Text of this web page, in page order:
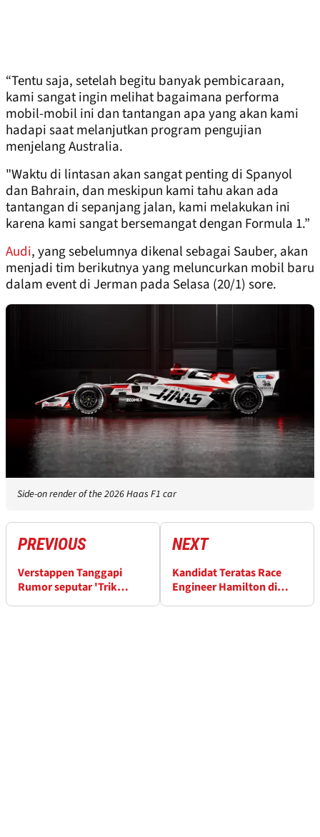
“Tentu saja, setelah begitu banyak pembicaraan,
kami sangat ingin melihat bagaimana performa
mobil-mobil ini dan tantangan apa yang akan kami
hadapi saat melanjutkan program pengujian
menjelang Australia.
"Waktu di lintasan akan sangat penting di Spanyol
dan Bahrain, dan meskipun kami tahu akan ada
tantangan di sepanjang jalan, kami melakukan ini
karena kami sangat bersemangat dengan Formula 1.”
Audi, yang sebelumnya dikenal sebagai Sauber, akan
menjadi tim berikutnya yang meluncurkan mobil baru
dalam event di Jerman pada Selasa (20/1) sore.
Side-on render of the 2026 Haas F1 car
PREVIOUS
Verstappen Tanggapi
Rumor seputar 'Trik
NEXT
Kandidat Teratas Race
Engineer Hamilton di